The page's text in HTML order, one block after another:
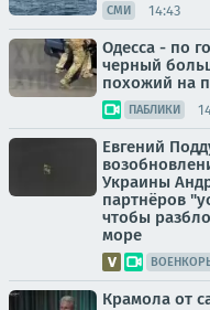
СМИ 14:43
Одесса - по
черный
похожий на
ПАБЛИКИ
Евгений
Украины
партнёров
чтобы
море
Крамола от